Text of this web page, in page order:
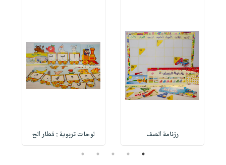
رزنامة الصف لوحات تربوية : قطار الح
1
2
3
4
5